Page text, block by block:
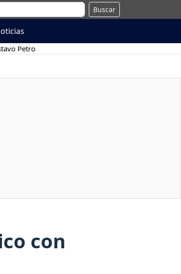
Buscar
Petro
con